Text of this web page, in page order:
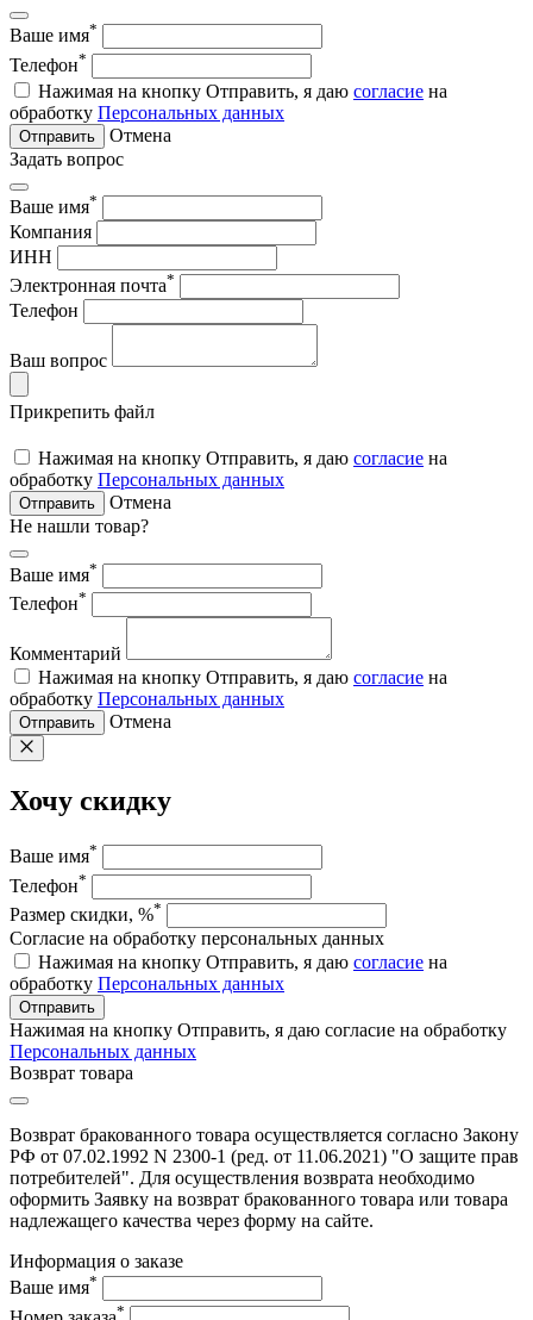
Ваше имя*
Телефон*
Нажимая на кнопку Отправить, я даю согласие на
обработку Персональных данных
Отправить
Отмена
Задать вопрос
Ваше имя*
Компания
ИНН
Электронная почта*
Телефон
Ваш вопрос
Прикрепить файл
Нажимая на кнопку Отправить, я даю согласие на
обработку Персональных данных
Отправить
Отмена
Не нашли товар?
Ваше имя*
Телефон*
Комментарий
Нажимая на кнопку Отправить, я даю согласие на
обработку Персональных данных
Отправить Отмена
Хочу скидку
Ваше имя*
Телефон*
Размер скидки, %*
Согласие на обработку персональных данных
Нажимая на кнопку Отправить, я даю согласие на
обработку Персональных данных
Отправить
Нажимая на кнопку Отправить, я даю согласие на обработку
Персональных данных
Возврат товара
Возврат бракованного товара осуществляется согласно Закону
РФ от 07.02.1992 N 2300-1 (ред. от 11.06.2021) "О защите прав
потребителей". Для осуществления возврата необходимо
оформить Заявку на возврат бракованного товара или товара
надлежащего качества через форму на сайте.
Информация о заказе
Ваше имя*
*